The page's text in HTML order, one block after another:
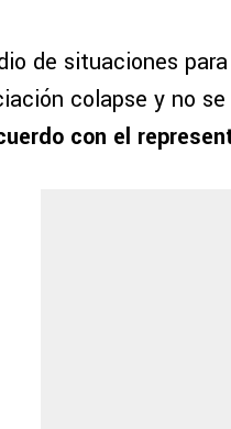
de situaciones
colapse y no
con el